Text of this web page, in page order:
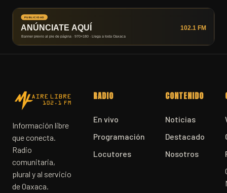
Información libre
que conecta.
Radio
comunitaria,
plural y al servicio
de Oaxaca.
RADIO
En vivo
Programación
Locutores
CONTENIDO
Noticias
Destacado
Nosotros